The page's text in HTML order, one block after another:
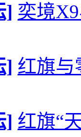
] 奕境
] 红旗与
] 红旗“